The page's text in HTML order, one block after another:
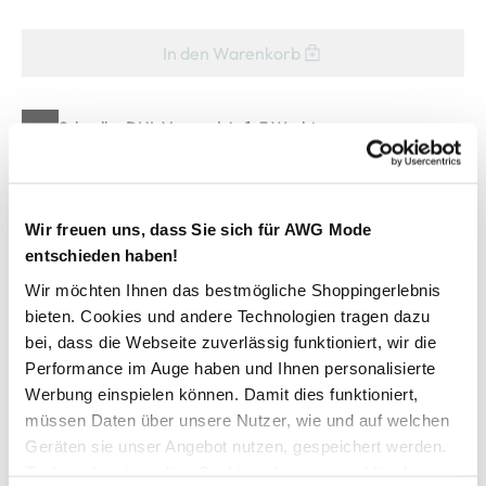
Wir freuen uns, dass Sie sich für AWG Mode
entschieden haben!
Wir möchten Ihnen das bestmögliche Shoppingerlebnis
bieten. Cookies und andere Technologien tragen dazu
bei, dass die Webseite zuverlässig funktioniert, wir die
Performance im Auge haben und Ihnen personalisierte
Werbung einspielen können. Damit dies funktioniert,
müssen Daten über unsere Nutzer, wie und auf welchen
Geräten sie unser Angebot nutzen, gespeichert werden.
In den Warenkorb
Schneller DHL Versand: in 1–3 Werktagen
Zur Wunschliste hinzufügen
Damen Nachthemd mit langem Arm
Hübsches Nachthemd von Götzburg